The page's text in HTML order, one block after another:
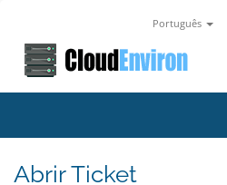
Português
Abrir Ticket